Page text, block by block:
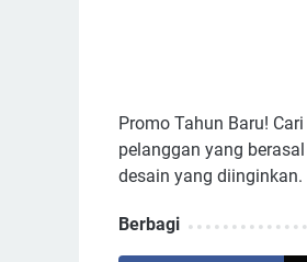
Promo Tahun Baru!
pelanggan yang
desain yang diinginkan.
Berbagi